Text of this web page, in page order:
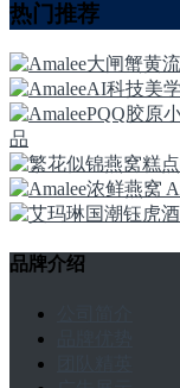
热门推荐
品
品牌介绍